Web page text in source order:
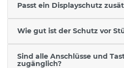
Passt ein Displayschutz
Wie gut ist der Schutz vor
Sind alle Anschlüsse und
zugänglich?